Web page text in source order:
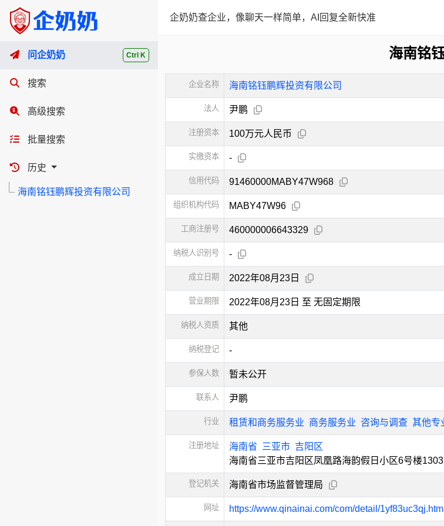
Ctrl K
问企奶奶
搜索
高级搜索
批量搜索
历史
海南铭钰鹏辉投资有限公司
企奶奶查企业，像聊天一样简单，AI回复全新快准
海南铭
企业名称 海南铭钰鹏辉投资有限公司
法人 尹鹏
注册资本 100万元人民币
实缴资本 -
信用代码 91460000MABY47W968
组织机构代码 MABY47W96
工商注册号 460000006643329
纳税人识别号 -
成立日期 2022年08月23日
营业期限 2022年08月23日 至 无固定期限
纳税人资质 其他
纳税登记 -
参保人数 暂未公开
联系人 尹鹏
行业 租赁和商务服务业 商务服务业 咨询与调查 其他专
注册地址 海南省 三亚市 吉阳区
海南省三亚市吉阳区凤凰路海韵假日小区6号楼
登记机关 海南省市场监督管理局
网址 https://www.qinainai.com/com/detail/1yf83uc3qj.html